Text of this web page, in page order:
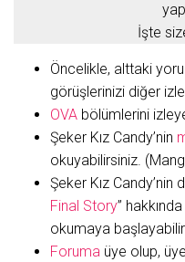
İşte
Öncelikle, alttaki
görüşlerinizi diğer
OVA bölümlerini
Şeker Kız Candy’nin
okuyabilirsiniz.
Şeker Kız Candy’nin
Final Story”
okumaya
Foruma üye olup,